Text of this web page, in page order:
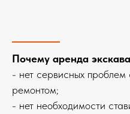
Почему аренда
- нет сервисных
ремонтом;
- нет необходимости